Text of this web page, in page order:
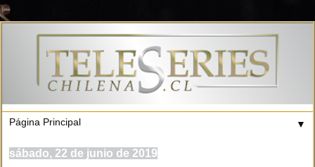
▼
sábado, 22 de junio de 2019